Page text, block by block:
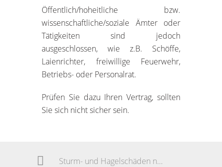
Öffentlich/hoheitliche bzw.
wissenschaftliche/soziale Ämter oder
Tätigkeiten sind jedoch
ausgeschlossen, wie z.B. Schöffe,
Laienrichter, freiwillige Feuerwehr,
Betriebs- oder Personalrat.
Prüfen Sie dazu Ihren Vertrag, sollten
Sie sich nicht sicher sein.
Sturm- und Hagelschäden nach aktuellem Unwetter